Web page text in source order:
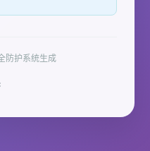
防护系统生成